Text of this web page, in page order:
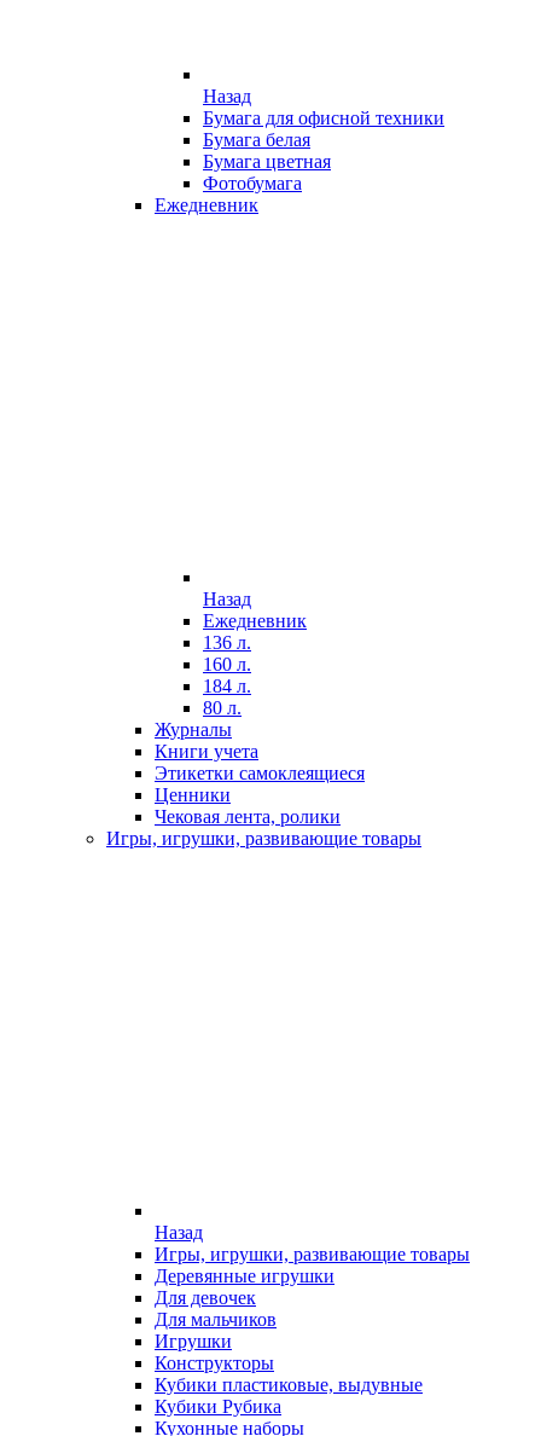
Назад
Бумага для офисной техники
Бумага белая
Бумага цветная
Фотобумага
Ежедневник
Назад
Ежедневник
136 л.
160 л.
184 л.
80 л.
Журналы
Книги учета
Этикетки самоклеящиеся
Ценники
Чековая лента, ролики
Игры, игрушки, развивающие товары
Назад
Игры, игрушки, развивающие товары
Деревянные игрушки
Для девочек
Для мальчиков
Игрушки
Конструкторы
Кубики пластиковые, выдувные
Кубики Рубика
Кухонные наборы